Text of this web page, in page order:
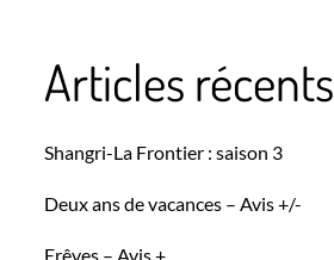
Articles récents
Shangri-La Frontier : saison 3
Deux ans de vacances – Avis +/-
Erêves – Avis +